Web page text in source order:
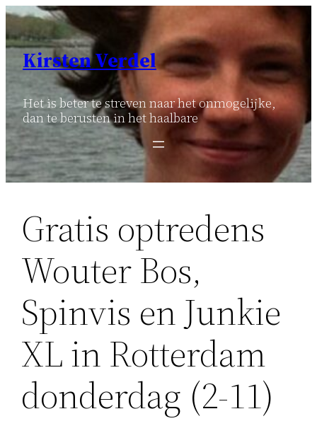
Ga
naar
inhoud
Kirsten Verdel
Het is beter te streven naar het onmogelijke,
dan te berusten in het haalbare
Gratis optredens
Wouter Bos,
Spinvis en Junkie
XL in Rotterdam
donderdag (2-11)